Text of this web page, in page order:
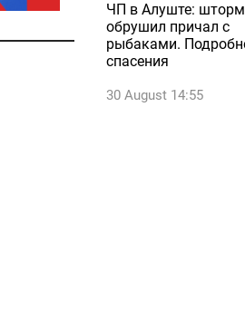
ЧП в Алуште: шторм
обрушил причал с
рыбаками.
спасения
30 August 14:55